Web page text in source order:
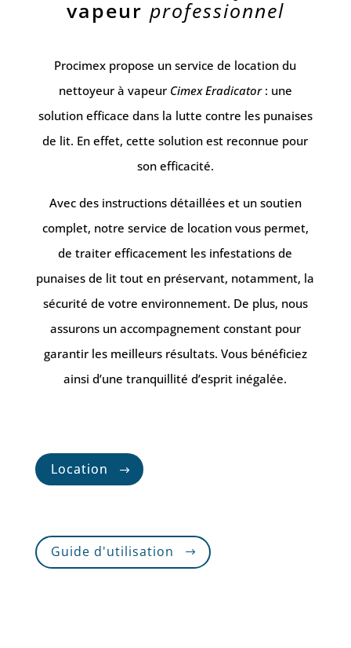
vapeur professionnel
Procimex propose un service de location du
nettoyeur à vapeur Cimex Eradicator: une
solution efficace dans la lutte contre les punaises
de lit. En effet, cette solution est reconnue pour
son efficacité.
Avec des instructions détaillées et un soutien
complet, notre service de location vous permet,
de traiter efficacement les infestations de
punaises de lit tout en préservant, notamment, la
sécurité de votre environnement. De plus, nous
assurons un accompagnement constant pour
garantir les meilleurs résultats. Vous bénéficiez
ainsi d’une tranquillité d’esprit inégalée.
Location
Guide d'utilisation